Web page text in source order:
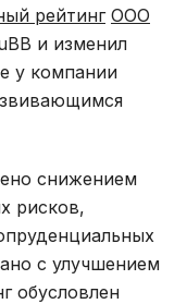
рейтинг ООО
и изменил
у компании
снижением
рисков,
с улучшением
обусловлен